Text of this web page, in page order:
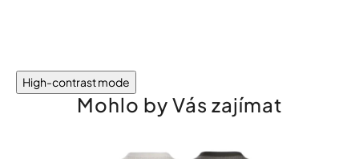
High-contrast mode
Mohlo by Vás zajímat